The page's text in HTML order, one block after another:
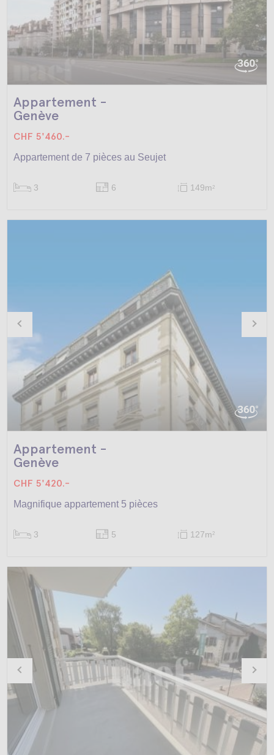
Appartement -
Genève
CHF 5'460.-
Appartement de 7 pièces au Seujet
3 6 149m2
Appartement -
Genève
CHF 5'420.-
Magnifique appartement 5 pièces
3 5 127m2